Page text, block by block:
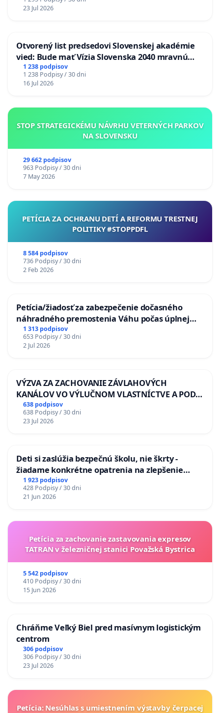
23 Jul 2026
Otvorený list predsedovi Slovenskej akadémie
vied: Bude mať Vízia Slovenska 2040 mravnú
chrbticu?
1 238 podpisov
1 238 Podpisy / 30 dni
16 Jul 2026
STOP STRATEGICKÉMU NÁVRHU VETERNÝCH PARKOV
NA SLOVENSKU
29 662 podpisov
963 Podpisy / 30 dni
7 May 2026
PETÍCIA ZA OCHRANU DETÍ A REFORMU TRESTNEJ
POLITIKY #STOPPDFL
8 584 podpisov
736 Podpisy / 30 dni
2 Feb 2026
Petícia/žiadosť za zabezpečenie dočasného
náhradného premostenia Váhu počas úplnej
uzávery Vážskeho mosta v Komárne
1 313 podpisov
653 Podpisy / 30 dni
2 Jul 2026
VÝZVA ZA ZACHOVANIE ZÁVLAHOVÝCH
KANÁLOV VO VÝLUČNOM VLASTNÍCTVE A POD
KONTROLOU SLOVENSKEJ REPUBLIKY & žiadosť
na riešenie zanedbaného stavu závlahových a
odvodňovacích kanálov na Slovensku
638 podpisov
638 Podpisy / 30 dni
23 Jul 2026
Deti si zaslúžia bezpečnú školu, nie škrty -
žiadame konkrétne opatrenia na zlepšenie
situácie v školstve
1 923 podpisov
428 Podpisy / 30 dni
21 Jun 2026
Petícia za zachovanie zastavovania expresov
TATRAN v železničnej stanici Považská Bystrica
5 542 podpisov
410 Podpisy / 30 dni
15 Jun 2026
Chráňme Veľký Biel pred masívnym logistickým
centrom
306 podpisov
306 Podpisy / 30 dni
23 Jul 2026
Petícia: Nesúhlas s umiestnením výstavby čerpacej